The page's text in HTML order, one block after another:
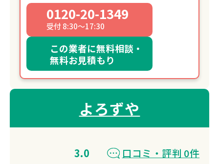
0120-20-1349
受付 8:30～17:30
この業者に無料相談・
無料お見積もり
よろずや
3.0
口コミ・評判 0件